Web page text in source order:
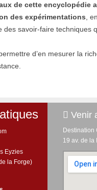
de cette encyclopédie
des expérimentations ,
des savoir-faire
d’en mesurer la
Eyzies
la Forge)
Venir
Destination
19 av. de la